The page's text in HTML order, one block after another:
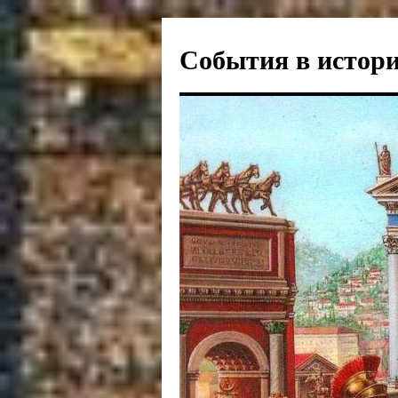
События в